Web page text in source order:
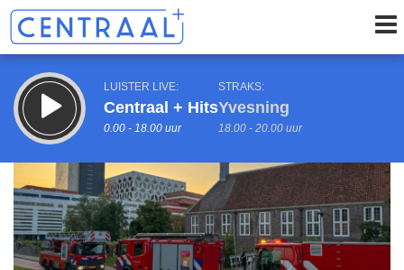
LUISTER LIVE:
Centraal + Hits
0.00 - 18.00 uur
STRAKS:
Yvesning
18.00 - 20.00 uur
Vorig uur uur 1 van 0 Volgend uur
Inklappen